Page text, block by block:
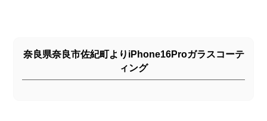
奈良県奈良市佐紀町よりiPhone16Proガラスコーテ
ィング